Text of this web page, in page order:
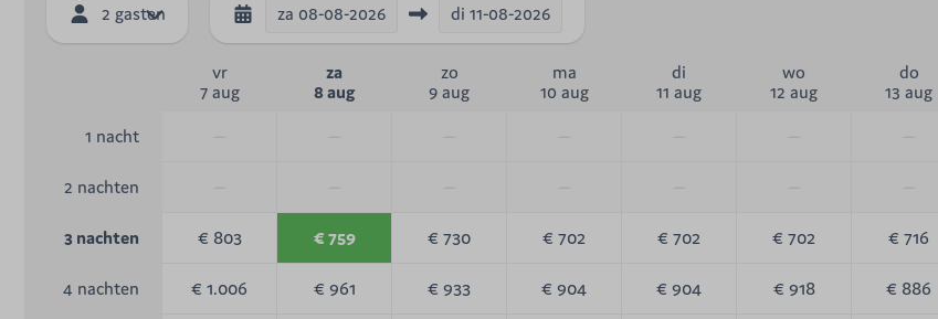
2 gasten za 08-08-2026 di 11-08-2026
vr
7 aug
za
8 aug
zo
9 aug
ma
10 aug
di
11 aug
wo
12 aug
do
13 aug
1 nacht
2 nachten
3 nachten € 803 € 759 € 730 € 702 € 702 € 702 € 716
4 nachten € 1.006 € 961 € 933 € 904 € 904 € 918 € 886